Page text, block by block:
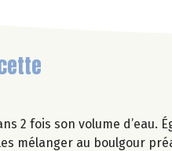
2 fois son volume
mélanger au boulgour